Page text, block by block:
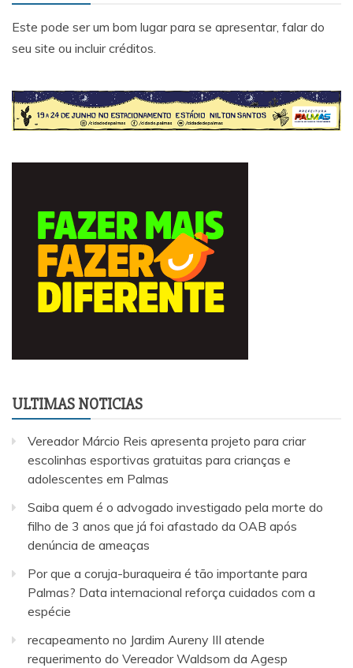
Este pode ser um bom lugar para se apresentar, falar do
seu site ou incluir créditos.
ULTIMAS NOTICIAS
Vereador Márcio Reis apresenta projeto para criar
escolinhas esportivas gratuitas para crianças e
adolescentes em Palmas
Saiba quem é o advogado investigado pela morte do
filho de 3 anos que já foi afastado da OAB após
denúncia de ameaças
Por que a coruja-buraqueira é tão importante para
Palmas? Data internacional reforça cuidados com a
espécie
recapeamento no Jardim Aureny III atende
requerimento do Vereador Waldsom da Agesp